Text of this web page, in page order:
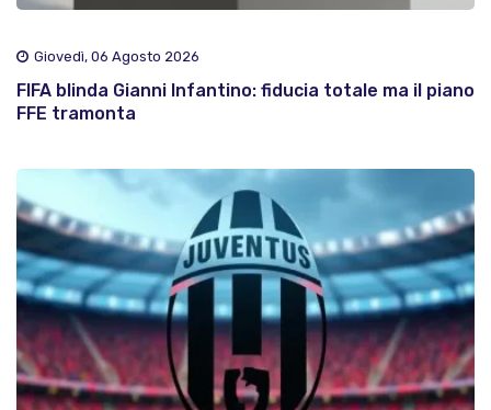
Giovedì, 06 Agosto 2026
FIFA blinda Gianni Infantino: fiducia totale ma il piano
FFE tramonta